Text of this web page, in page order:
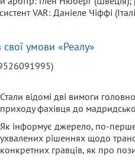
VAR: Даніеле Чіффі
умови «Реалу»
Стали відомі дві вимоги
приходу фахівця до
Як інформує джерело, по-
ухвалених рішеннях щодо
конкретних гравців, як про